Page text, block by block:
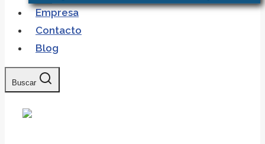
Empresa
Contacto
Blog
Buscar